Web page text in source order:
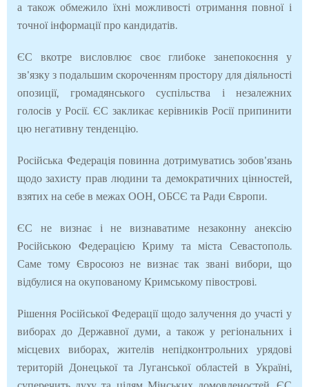
а також обмежило їхні можливості отримання повної і
точної інформації про кандидатів.
ЄС вкотре висловлює своє глибоке занепокоєння у
зв'язку з подальшим скороченням простору для діяльності
опозиції, громадянського суспільства і незалежних
голосів у Росії. ЄС закликає керівників Росії припинити
цю негативну тенденцію.
Російська Федерація повинна дотримуватись зобов'язань
щодо захисту прав людини та демократичних цінностей,
взятих на себе в межах ООН, ОБСЄ та Ради Європи.
ЄС не визнає і не визнаватиме незаконну анексію
Російською Федерацією Криму та міста Севастополь.
Саме тому Євросоюз не визнає так звані вибори, що
відбулися на окупованому Кримському півострові.
Рішення Російської Федерації щодо залучення до участі у
виборах до Державної думи, а також у регіональних і
місцевих виборах, жителів непідконтрольних урядові
територій Донецької та Луганської областей в Україні,